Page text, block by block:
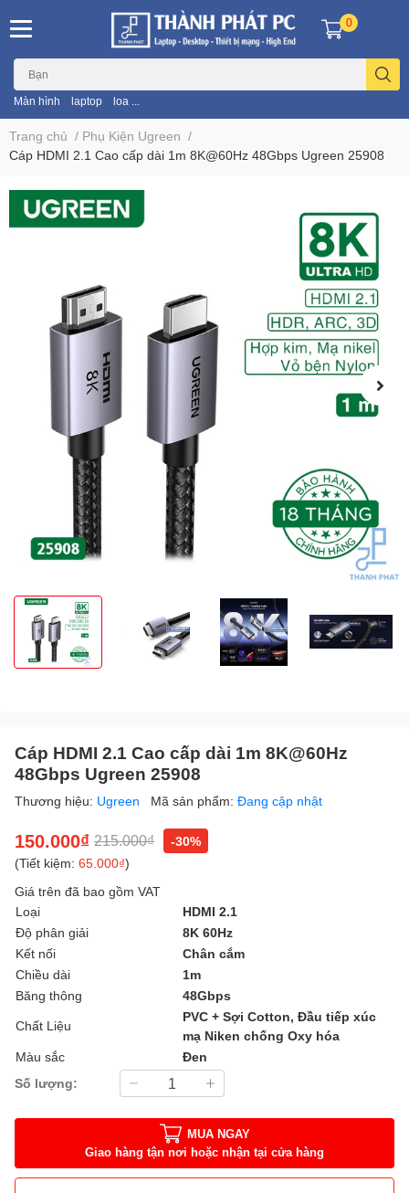
Màn hình laptop loa ...
0
Trang chủ / Phụ Kiện Ugreen /
Cáp HDMI 2.1 Cao cấp dài 1m 8K@60Hz 48Gbps Ugreen 25908
Cáp HDMI 2.1 Cao cấp dài 1m 8K@60Hz
48Gbps Ugreen 25908
Thương hiệu: Ugreen Mã sản phẩm: Đang cập nhật
150.000₫ 215.000₫
-30%
(Tiết kiệm: 65.000₫)
Giá trên đã bao gồm VAT
Loại
HDMI 2.1
Độ phân giải
8K 60Hz
Kết nối
Chân cắm
Chiều dài
1m
Băng thông
48Gbps
Chất Liệu
PVC + Sợi Cotton, Đầu tiếp xúc
mạ Niken chống Oxy hóa
Màu sắc
Đen
Số lượng:
MUA NGAY
Giao hàng tận nơi hoặc nhận tại cửa hàng